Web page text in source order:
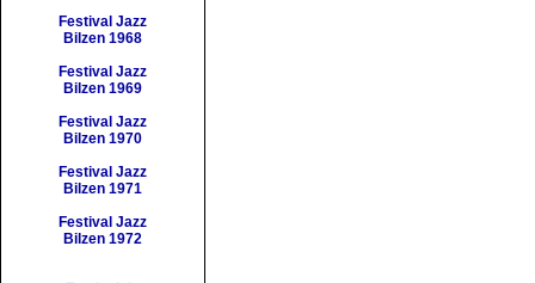
Festival Jazz
Bilzen 1968
Festival Jazz
Bilzen 1969
Festival Jazz
Bilzen 1970
Festival Jazz
Bilzen 1971
Festival Jazz
Bilzen 1972